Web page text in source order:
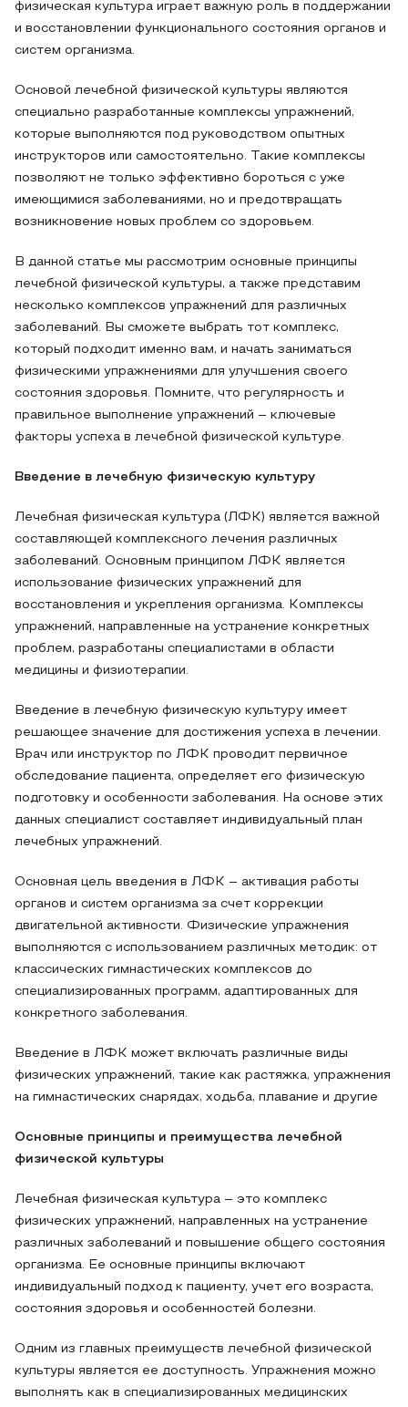
физическая культура играет важную роль в поддержании
и восстановлении функционального состояния органов и
систем организма.
Основой лечебной физической культуры являются
специально разработанные комплексы упражнений,
которые выполняются под руководством опытных
инструкторов или самостоятельно. Такие комплексы
позволяют не только эффективно бороться с уже
имеющимися заболеваниями, но и предотвращать
возникновение новых проблем со здоровьем.
В данной статье мы рассмотрим основные принципы
лечебной физической культуры, а также представим
несколько комплексов упражнений для различных
заболеваний. Вы сможете выбрать тот комплекс,
который подходит именно вам, и начать заниматься
физическими упражнениями для улучшения своего
состояния здоровья. Помните, что регулярность и
правильное выполнение упражнений – ключевые
факторы успеха в лечебной физической культуре.
Введение в лечебную физическую культуру
Лечебная физическая культура (ЛФК) является важной
составляющей комплексного лечения различных
заболеваний. Основным принципом ЛФК является
использование физических упражнений для
восстановления и укрепления организма. Комплексы
упражнений, направленные на устранение конкретных
проблем, разработаны специалистами в области
медицины и физиотерапии.
Введение в лечебную физическую культуру имеет
решающее значение для достижения успеха в лечении.
Врач или инструктор по ЛФК проводит первичное
обследование пациента, определяет его физическую
подготовку и особенности заболевания. На основе этих
данных специалист составляет индивидуальный план
лечебных упражнений.
Основная цель введения в ЛФК – активация работы
органов и систем организма за счет коррекции
двигательной активности. Физические упражнения
выполняются с использованием различных методик: от
классических гимнастических комплексов до
специализированных программ, адаптированных для
конкретного заболевания.
Введение в ЛФК может включать различные виды
физических упражнений, такие как растяжка, упражнения
на гимнастических снарядах, ходьба, плавание и другие
Основные принципы и преимущества лечебной
физической культуры
Лечебная физическая культура – это комплекс
физических упражнений, направленных на устранение
различных заболеваний и повышение общего состояния
организма. Ее основные принципы включают
индивидуальный подход к пациенту, учет его возраста,
состояния здоровья и особенностей болезни.
Одним из главных преимуществ лечебной физической
культуры является ее доступность. Упражнения можно
выполнять как в специализированных медицинских